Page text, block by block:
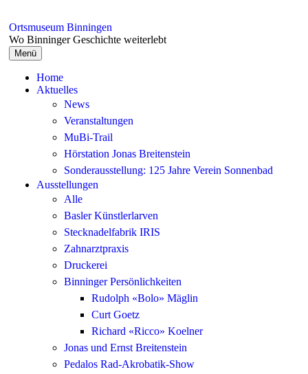
zum
Inhalt
Ortsmuseum Binningen
Wo Binninger Geschichte weiterlebt
Menü
Home
Aktuelles
News
Veranstaltungen
MuBi-Trail
Hörstation Jonas Breitenstein
Sonderausstellung: 125 Jahre Verein Sonnenbad
Ausstellungen
Alle
Basler Künstlerlarven
Stecknadelfabrik IRIS
Zahnarztpraxis
Druckerei
Binninger Persönlichkeiten
Rudolph «Bolo» Mäglin
Curt Goetz
Richard «Ricco» Koelner
Jonas und Ernst Breitenstein
Pedalos Rad-Akrobatik-Show